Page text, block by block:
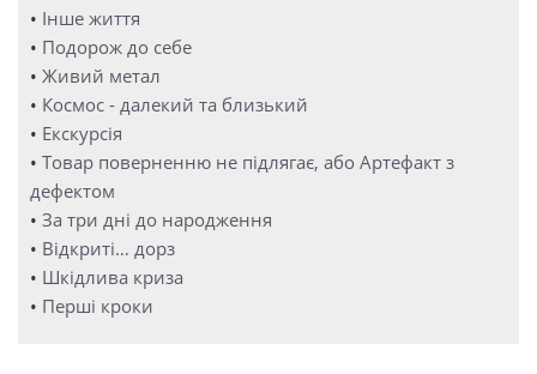
• Інше життя
• Подорож до себе
• Живий метал
• Космос - далекий та близький
• Екскурсія
• Товар поверненню не підлягає, або Артефакт з
дефектом
• За три дні до народження
• Відкриті… дорз
• Шкідлива криза
• Перші кроки